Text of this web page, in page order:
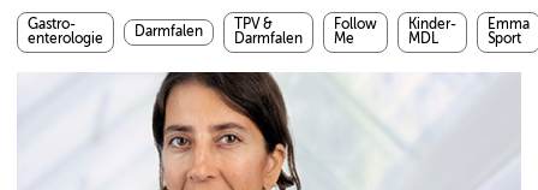
Gastro-
enterologie
Darmfalen
TPV &
Darmfalen
Follow
Me
Kinder-
MDL
Emma
Sport